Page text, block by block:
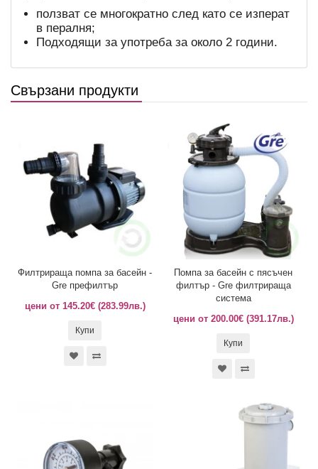
ползват се многократно след като се изперат
в пералня;
Подходящи за употреба за около 2 години.
Свързани продукти
Филтрираща помпа за басейн -
Gre префилтър
цени от 145.20€ (283.99лв.)
Купи
Помпа за басейн с пясъчен
филтър - Gre филтрираща
система
цени от 200.00€ (391.17лв.)
Купи